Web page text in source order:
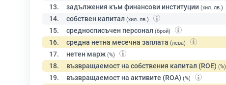
13. задължения към финансови институции (хил. лв.)
14. собствен капитал (хил. лв.)
15. средносписъчен персонал (брой)
16. средна нетна месечна заплата (лева)
17. нетен марж (%)
18. възвращаемост на собствения капитал (ROE) (%)
19. възвращаемост на активите (ROA) (%)